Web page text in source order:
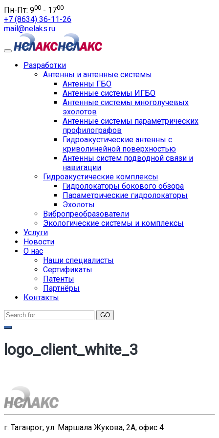
Пн-Пт: 900 - 1700
+7 (8634) 36-11-26
mail@nelaks.ru
Разработки
Антенны и антенные системы
Антенны ГБО
Антенные системы ИГБО
Антенные системы многолучевых
эхолотов
Антенные системы параметрических
профилографов
Гидроакустические антенны с
криволинейной поверхностью
Антенны систем подводной связи и
навигации
Гидроакустические комплексы
Гидролокаторы бокового обзора
Параметрические гидролокаторы
Эхолоты
Вибропреобразователи
Экологические системы и комплексы
Услуги
Новости
О нас
Наши специалисты
Сертификаты
Патенты
Партнёры
Контакты
logo_client_white_3
г. Таганрог, ул. Маршала Жукова, 2А, офис 4